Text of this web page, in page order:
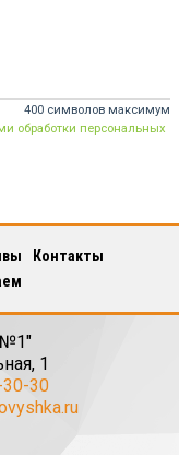
400 символов максимум
обработки персональных
Контакты
1
30-30